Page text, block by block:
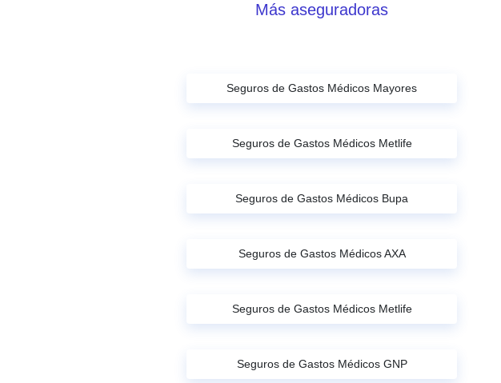
Más aseguradoras
Seguros de Gastos Médicos Mayores
Seguros de Gastos Médicos Metlife
Seguros de Gastos Médicos Bupa
Seguros de Gastos Médicos AXA
Seguros de Gastos Médicos Metlife
Seguros de Gastos Médicos GNP